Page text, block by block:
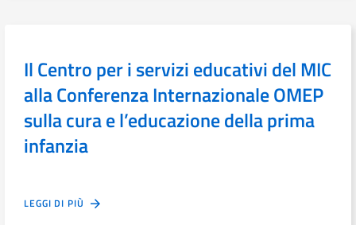
Il Centro per i servizi educativi del MIC
alla Conferenza Internazionale OMEP
sulla cura e l’educazione della prima
infanzia
LEGGI DI PIÙ